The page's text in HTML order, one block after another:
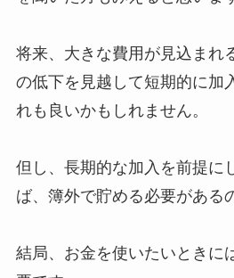
将来、大きな費用が見込まれ
の低下を見越して短期的に加
れも良いかもしれません。
但し、長期的な加入を前提に
ば、簿外で貯める必要がある
結局、お金を使いたいときに